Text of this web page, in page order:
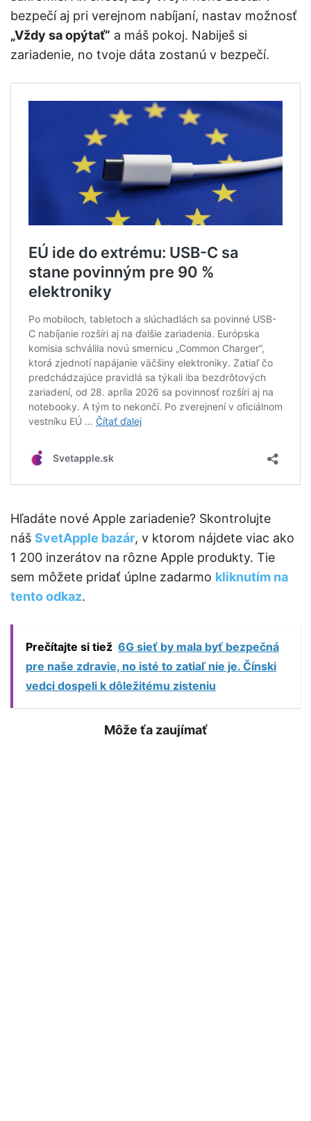
bezpečí aj pri verejnom nabíjaní, nastav možnosť
„Vždy sa opýtať“ a máš pokoj. Nabiješ si
zariadenie, no tvoje dáta zostanú v bezpečí.
Hľadáte nové Apple zariadenie? Skontrolujte
náš SvetApple bazár, v ktorom nájdete viac ako
1 200 inzerátov na rôzne Apple produkty. Tie
sem môžete pridať úplne zadarmo kliknutím na
tento odkaz.
Prečítajte si tiež 6G sieť by mala byť bezpečná
pre naše zdravie, no isté to zatiaľ nie je. Čínski
vedci dospeli k dôležitému zisteniu
Môže ťa zaujímať